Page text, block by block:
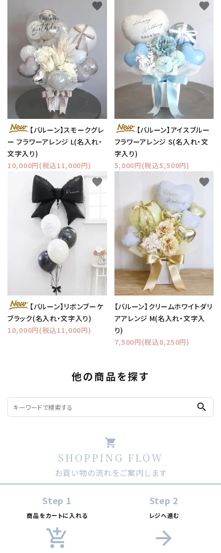
【バルーン】スモークグレ
ー フラワーアレンジ L(名入れ・
文字入り)
10,000円(税込11,000円)
favorite
【バルーン】アイスブルー
フラワーアレンジ S(名入れ・文
字入り)
5,000円(税込5,500円)
favorite
【バルーン】リボンブーケ
ブラック(名入れ・文字入り)
10,000円(税込11,000円)
favorite
【バルーン】クリームホワイトダリ
アアレンジ M(名入れ・文字入
り)
7,500円(税込8,250円)
favorite
他の商品を探す
search
shopping_cart
SHOPPING FLOW
お買い物の流れをご案内します
Step 1
商品をカートに入れる
add_shopping_cart
Step 2
レジへ進む
arrow_forward